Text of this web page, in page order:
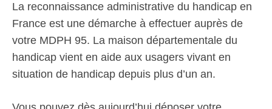
La reconnaissance administrative du handicap en
France est une démarche à effectuer auprès de
votre MDPH 95. La maison départementale du
handicap vient en aide aux usagers vivant en
situation de handicap depuis plus d’un an.